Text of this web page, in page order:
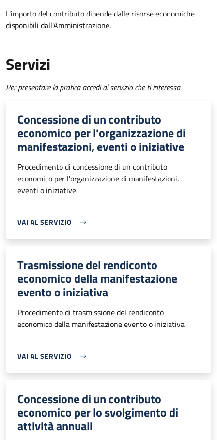
L'importo del contributo dipende dalle risorse economiche
disponibili dall'Amministrazione.
Servizi
Per presentare la pratica accedi al servizio che ti interessa
Concessione di un contributo
economico per l'organizzazione di
manifestazioni, eventi o iniziative
Procedimento di concessione di un contributo
economico per l'organizzazione di manifestazioni,
eventi o iniziative
VAI AL SERVIZIO
Trasmissione del rendiconto
economico della manifestazione
evento o iniziativa
Procedimento di trasmissione del rendiconto
economico della manifestazione evento o iniziativa
VAI AL SERVIZIO
Concessione di un contributo
economico per lo svolgimento di
attività annuali